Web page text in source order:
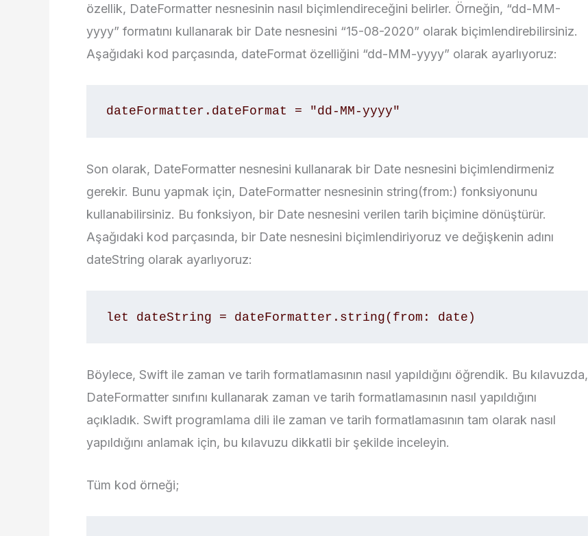
özellik, DateFormatter nesnesinin nasıl biçimlendireceğini belirler. Örneğin, “dd-MM-
yyyy” formatını kullanarak bir Date nesnesini “15-08-2020” olarak biçimlendirebilirsiniz.
Aşağıdaki kod parçasında, dateFormat özelliğini “dd-MM-yyyy” olarak ayarlıyoruz:
dateFormatter.dateFormat = "dd-MM-yyyy"
Son olarak, DateFormatter nesnesini kullanarak bir Date nesnesini biçimlendirmeniz
gerekir. Bunu yapmak için, DateFormatter nesnesinin string(from:) fonksiyonunu
kullanabilirsiniz. Bu fonksiyon, bir Date nesnesini verilen tarih biçimine dönüştürür.
Aşağıdaki kod parçasında, bir Date nesnesini biçimlendiriyoruz ve değişkenin adını
dateString olarak ayarlıyoruz:
let dateString = dateFormatter.string(from: date)
Böylece, Swift ile zaman ve tarih formatlamasının nasıl yapıldığını öğrendik. Bu kılavuzda,
DateFormatter sınıfını kullanarak zaman ve tarih formatlamasının nasıl yapıldığını
açıkladık. Swift programlama dili ile zaman ve tarih formatlamasının tam olarak nasıl
yapıldığını anlamak için, bu kılavuzu dikkatli bir şekilde inceleyin.
Tüm kod örneği;